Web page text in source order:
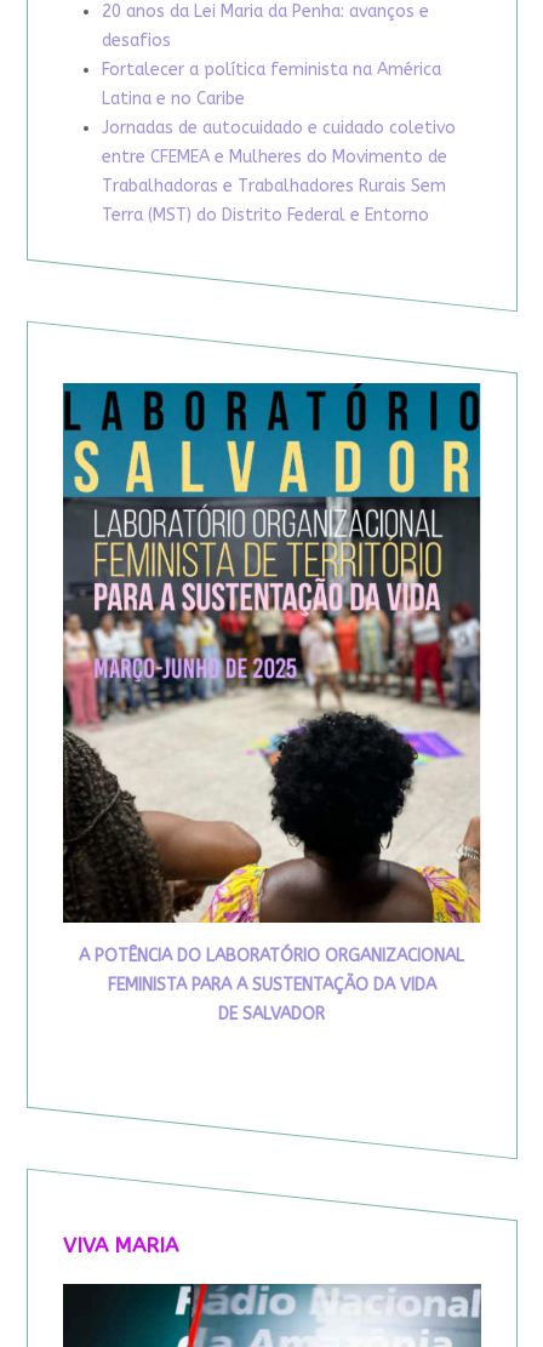
20 anos da Lei Maria da Penha: avanços e
desafios
Fortalecer a política feminista na América
Latina e no Caribe
Jornadas de autocuidado e cuidado coletivo
entre CFEMEA e Mulheres do Movimento de
Trabalhadoras e Trabalhadores Rurais Sem
Terra (MST) do Distrito Federal e Entorno
A POTÊNCIA DO LABORATÓRIO ORGANIZACIONAL
FEMINISTA PARA A SUSTENTAÇÃO DA VIDA
DE SALVADOR
VIVA MARIA